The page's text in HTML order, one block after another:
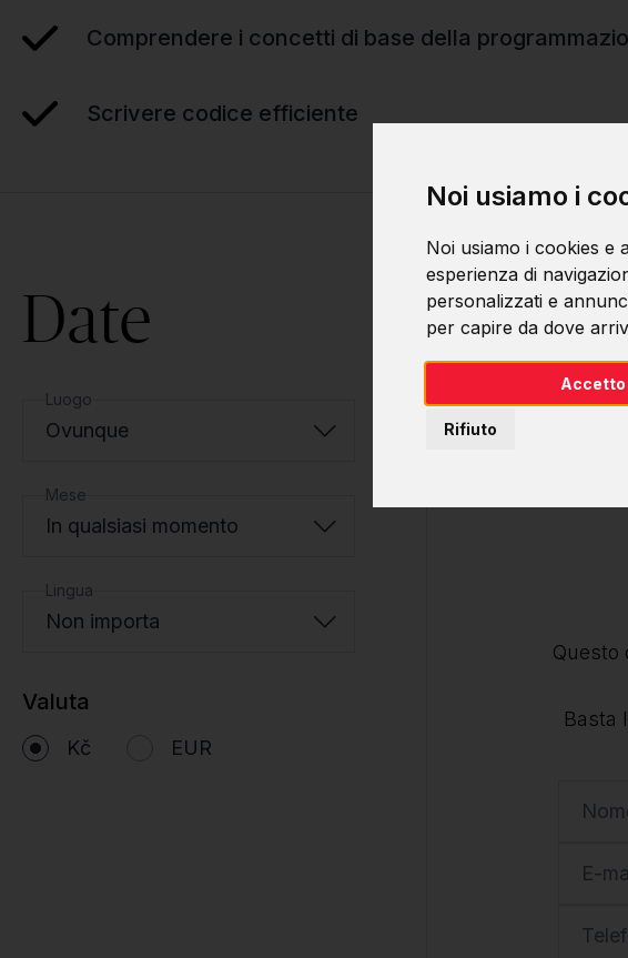
Noi usiamo i
Noi usiamo i cookies e
esperienza di
personalizzati e
per capire da dove
Accetto
Rifiuto
Comprendere i concetti di base della
Scrivere codice efficiente
Date
Luogo
Ovunque
Mese
In qualsiasi momento
Lingua
Non importa
Valuta
Kč EUR
Questo
Basta
E-